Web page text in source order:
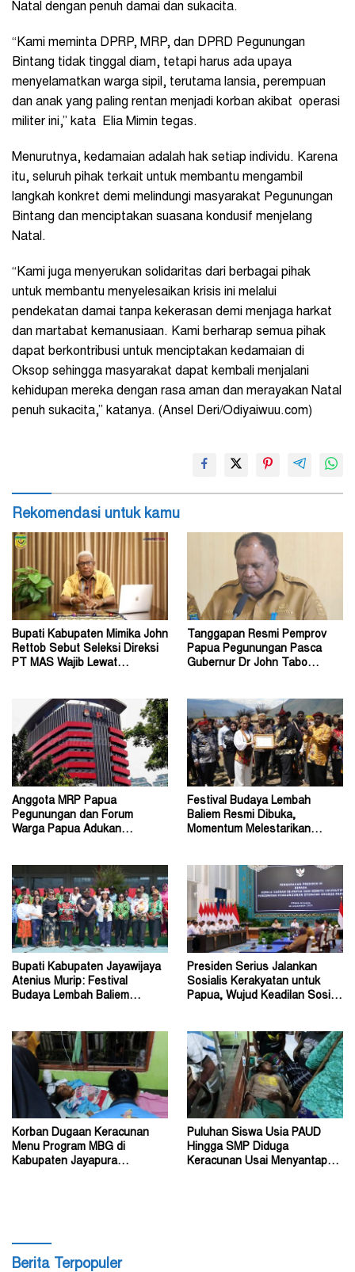
Natal dengan penuh damai dan sukacita.
“Kami meminta DPRP, MRP, dan DPRD Pegunungan
Bintang tidak tinggal diam, tetapi harus ada upaya
menyelamatkan warga sipil, terutama lansia, perempuan
dan anak yang paling rentan menjadi korban akibat operasi
militer ini,” kata Elia Mimin tegas.
Menurutnya, kedamaian adalah hak setiap individu. Karena
itu, seluruh pihak terkait untuk membantu mengambil
langkah konkret demi melindungi masyarakat Pegunungan
Bintang dan menciptakan suasana kondusif menjelang
Natal.
“Kami juga menyerukan solidaritas dari berbagai pihak
untuk membantu menyelesaikan krisis ini melalui
pendekatan damai tanpa kekerasan demi menjaga harkat
dan martabat kemanusiaan. Kami berharap semua pihak
dapat berkontribusi untuk menciptakan kedamaian di
Oksop sehingga masyarakat dapat kembali menjalani
kehidupan mereka dengan rasa aman dan merayakan Natal
penuh sukacita,” katanya. (Ansel Deri/Odiyaiwuu.com)
Rekomendasi untuk kamu
Bupati Kabupaten Mimika John
Rettob Sebut Seleksi Direksi
PT MAS Wajib Lewat
Tanggapan Resmi Pemprov
Papua Pegunungan Pasca
Gubernur Dr John Tabo
Anggota MRP Papua
Pegunungan dan Forum
Warga Papua Adukan
Festival Budaya Lembah
Baliem Resmi Dibuka,
Momentum Melestarikan
Bupati Kabupaten Jayawijaya
Atenius Murip: Festival
Budaya Lembah Baliem
Presiden Serius Jalankan
Sosialis Kerakyatan untuk
Papua, Wujud Keadilan Sosial
Korban Dugaan Keracunan
Menu Program MBG di
Kabupaten Jayapura
Puluhan Siswa Usia PAUD
Hingga SMP Diduga
Keracunan Usai Menyantap
Berita Terpopuler